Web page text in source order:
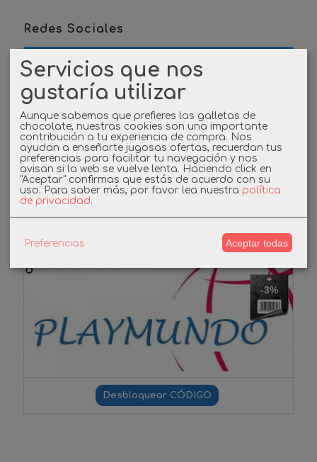
Redes Sociales
Twitter
Linkedin
Instagram
Facebook
Cupones
-3%
Servicios que nos
gustaría utilizar
Aunque sabemos que prefieres las galletas de
chocolate, nuestras cookies son una importante
contribución a tu experiencia de compra. Nos
ayudan a enseñarte jugosas ofertas, recuerdan tus
preferencias para facilitar tu navegación y nos
avisan si la web se vuelve lenta. Haciendo click en
"Aceptar" confirmas que estás de acuerdo con su
uso. Para saber más, por favor lea nuestra política
de privacidad.
Preferencias Aceptar todas